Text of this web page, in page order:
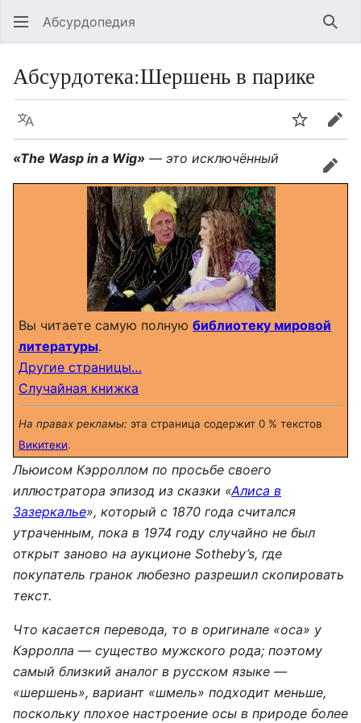
Абсурдопедия
Абсурдотека:Шершень в парике
Язык
Вы читаете самую полнуюбиблиотеку мировой
литературы.
Другие страницы…
Случайная книжка
На правах рекламы: эта страница содержит 0 % текстов
Викитеки.
«The Wasp in a Wig» — это исключëнный
Льюисом Кэрроллом по просьбе своего
иллюстратора эпизод из сказки «Алиса в
Зазеркалье», который с 1870 года считался
утраченным, пока в 1974 году случайно не был
открыт заново на аукционе Sotheby’s, где
покупатель гранок любезно разрешил скопировать
текст.
Что касается перевода, то в оригинале «оса» у
Кэрролла — существо мужского рода; поэтому
самый близкий аналог в русском языке —
«шершень», вариант «шмель» подходит меньше,
поскольку плохое настроение осы в природе более